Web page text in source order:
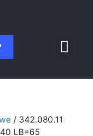
/ 342.080.11
LB=65